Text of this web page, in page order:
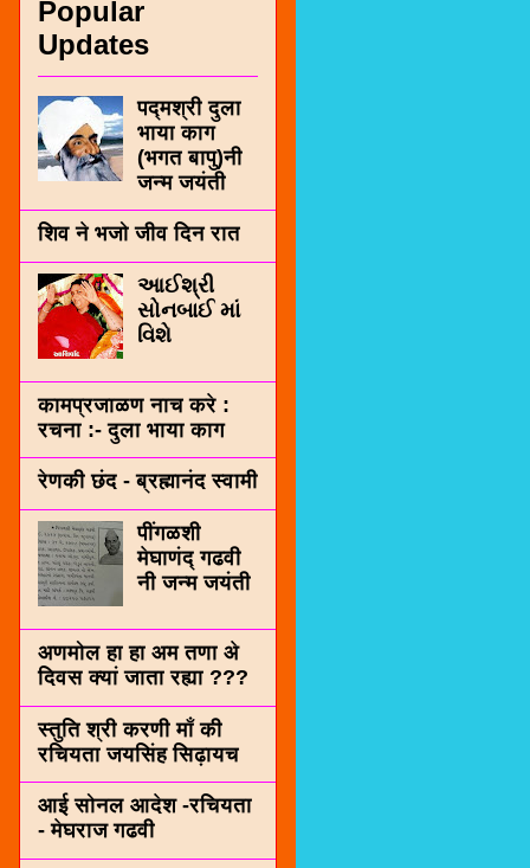
Popular
Updates
पद्मश्री दुला
भाया काग
(भगत बापु)नी
जन्म जयंती
शिव ने भजो जीव दिन रात
આઈશ્રી
સોનબાઈ માં
વિશે
कामप्रजाळण नाच करे :
रचना :- दुला भाया काग
रेणकी छंद - ब्रह्मानंद स्वामी
पींगळशी
मेघाणंद् गढवी
नी जन्म जयंती
अणमोल हा हा अम तणा अे
दिवस क्यां जाता रह्या ???
स्तुति श्री करणी माँ की
रचियता जयसिंह सिढ़ायच
आई सोनल आदेश -रचियता
- मेघराज गढवी